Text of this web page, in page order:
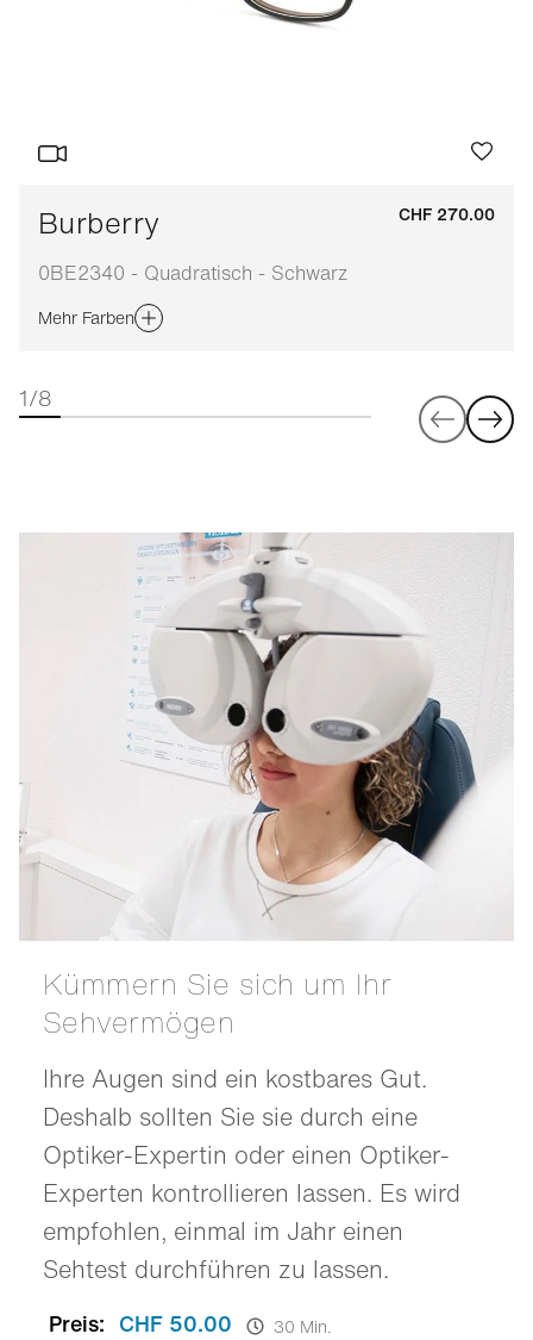
Burberry
0BE2340 - Quadratisch - Schwarz
CHF 270.00
Mehr Farben
1/8
Kümmern Sie sich um Ihr
Sehvermögen
Ihre Augen sind ein kostbares Gut.
Deshalb sollten Sie sie durch eine
Optiker-Expertin oder einen Optiker-
Experten kontrollieren lassen. Es wird
empfohlen, einmal im Jahr einen
Sehtest durchführen zu lassen.
Preis: CHF 50.00 30 Min.